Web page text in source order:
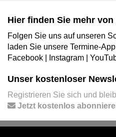
Hier finden Sie mehr von
Folgen Sie uns auf unseren
laden Sie unsere Termine-
Facebook
Instagram
Unser kostenloser
Registrieren Sie sich und
Jetzt kostenlos